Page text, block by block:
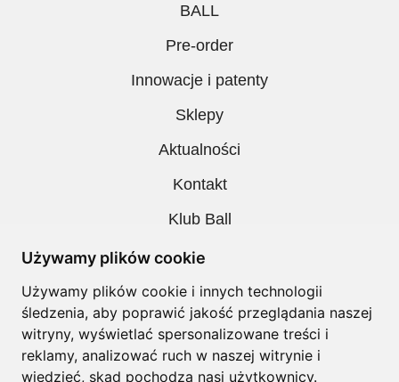
Używamy plików cookie
Używamy plików cookie i innych technologii
śledzenia, aby poprawić jakość przeglądania naszej
witryny, wyświetlać spersonalizowane treści i
reklamy, analizować ruch w naszej witrynie i
wiedzieć, skąd pochodzą nasi użytkownicy.
BALL
Pre-order
Innowacje i patenty
Sklepy
Aktualności
Kontakt
Klub Ball
Pobieranie
Polityka prywatności
Regulamin